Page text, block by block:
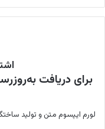
برای دریافت
لورم ایپسوم متن و تولید